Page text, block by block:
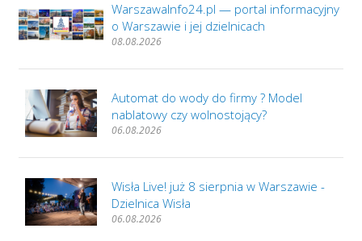
WarszawaInfo24.pl — portal informacyjny
o Warszawie i jej dzielnicach
08.08.2026
Automat do wody do firmy ? Model
nablatowy czy wolnostojący?
06.08.2026
Wisła Live! już 8 sierpnia w Warszawie -
Dzielnica Wisła
06.08.2026